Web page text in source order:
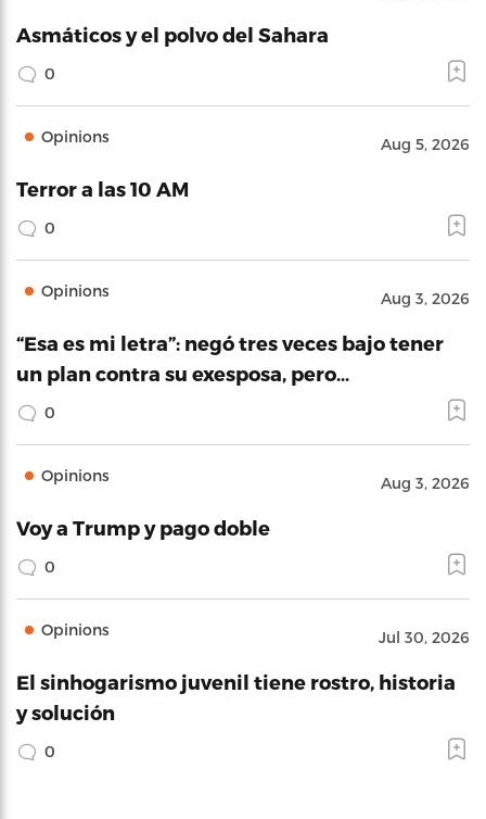
Asmáticos y el polvo del Sahara
0
Opinions Aug 5, 2026
Terror a las 10 AM
0
Opinions Aug 3, 2026
“Esa es mi letra”: negó tres veces bajo tener
un plan contra su exesposa, pero…
0
Opinions Aug 3, 2026
Voy a Trump y pago doble
0
Opinions Jul 30, 2026
El sinhogarismo juvenil tiene rostro, historia
y solución
0